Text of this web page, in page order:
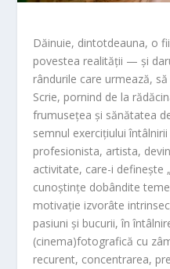
Dăinuie, dintotdeauna, o
povestea realității — și
rândurile care urmează,
Scrie, pornind de la
frumusețea și sănătatea
semnul exercițiului
profesionista, artista,
activitate, care-i definește
cunoștințe dobândite
motivație izvorâte
pasiuni și bucurii, în
(cinema)fotografică cu
recurent, concentrarea,